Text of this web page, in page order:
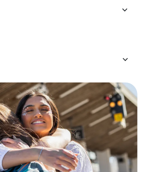
keyboard_arrow_down
keyboard_arrow_down